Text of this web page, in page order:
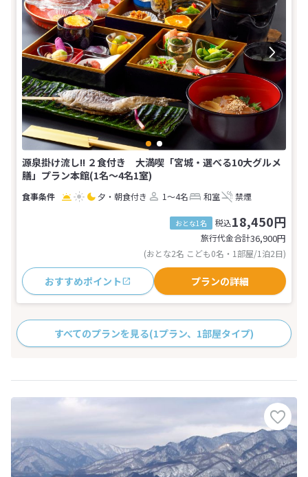
源泉掛け流し!! ２食付き 大満喫「宮城・選べる10大グルメ
膳」プラン本館(1名～4名1室)
夕・朝食付き 1～4名 和室 禁煙
おとな1名 税込18,450円
旅行代金合計36,900円
(おとな2名 こども0名・1部屋/1泊2日)
おすすめポイント プランの詳細
すべてのプランを見る(1プラン、1部屋タイプ)